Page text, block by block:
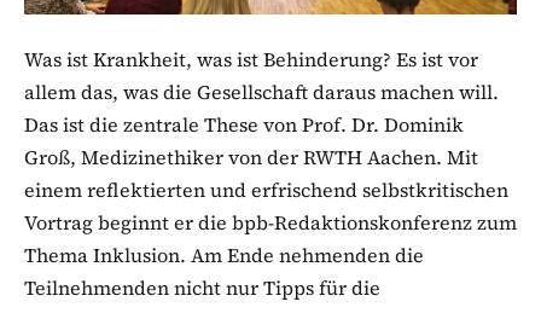
Was ist Krankheit, was ist Behinderung? Es ist vor
allem das, was die Gesellschaft daraus machen will.
Das ist die zentrale These von Prof. Dr. Dominik
Groß, Medizinethiker von der RWTH Aachen. Mit
einem reflektierten und erfrischend selbstkritischen
Vortrag beginnt er die bpb-Redaktionskonferenz zum
Thema Inklusion. Am Ende nehmenden die
Teilnehmenden nicht nur Tipps für die